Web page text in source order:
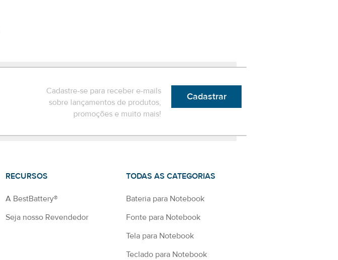
Cadastre-se para receber e-mails
sobre lançamentos de produtos,
promoções e muito mais!
Cadastrar
RECURSOS
A BestBattery®
Seja nosso Revendedor
TODAS AS CATEGORIAS
Bateria para Notebook
Fonte para Notebook
Tela para Notebook
Teclado para Notebook